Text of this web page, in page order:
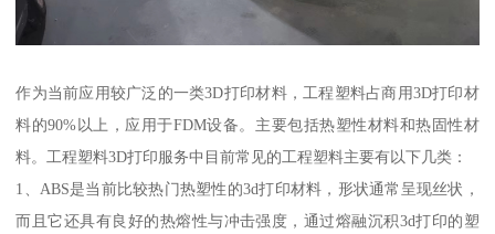
作为当前应用较广泛的一类3D打印材料，工程塑料占商用3D打印材
料的90%以上，应用于FDM设备。主要包括热塑性材料和热固性材
料。工程塑料3D打印服务中目前常见的工程塑料主要有以下几类：
1、ABS是当前比较热门热塑性的3d打印材料，形状通常呈现丝状，
而且它还具有良好的热熔性与冲击强度，通过熔融沉积3d打印的塑